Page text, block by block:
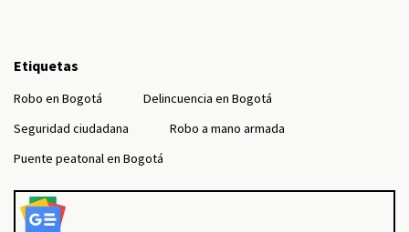
Etiquetas
Robo en Bogotá
Delincuencia en Bogotá
Seguridad ciudadana
Robo a mano armada
Puente peatonal en Bogotá